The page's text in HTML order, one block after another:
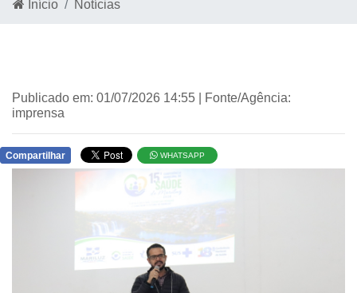
Início Notícias
Publicado em: 01/07/2026 14:55 | Fonte/Agência:
imprensa
Compartilhar WHATSAPP